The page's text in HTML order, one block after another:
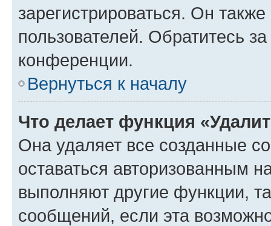
зарегистрироваться. Он
пользователей. Обратитесь
конференции.
Вернуться к началу
Что делает функция
Она удаляет все созданные
оставаться авторизованным
выполняют другие функции,
сообщений, если эта